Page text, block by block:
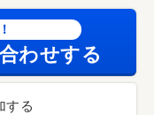
わせする
する